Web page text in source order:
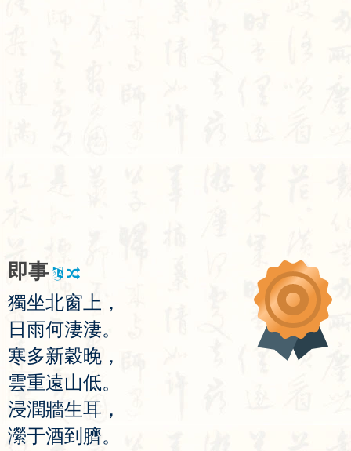
即事
獨坐北窗 上 ，
日 雨何淒淒。
寒多新穀晚 ，
雲重遠山低。
浸潤牆生耳 ，
瀠于酒到 臍。